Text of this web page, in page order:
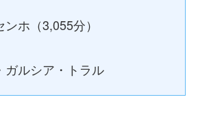
ホ（3,055分）
ガルシア・トラル